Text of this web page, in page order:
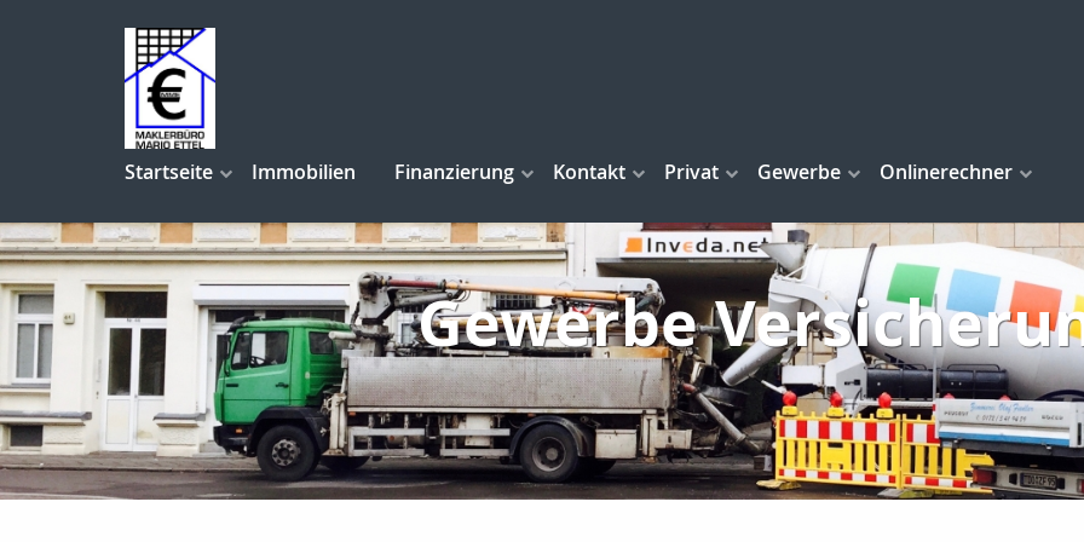
Startseite Immobilien Finanzierung Kontakt Privat Gewerbe Onlinerechner
Gewerbe